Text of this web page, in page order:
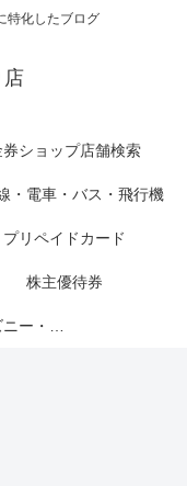
特化したブログ
店
券ショップ店舗検索
・電車・バス・飛行機
プリペイドカード
株主優待券
レジャーチケット（ディズニー・USJ他）